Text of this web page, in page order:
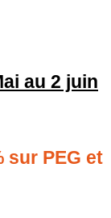
au 2 juin
sur PEG et